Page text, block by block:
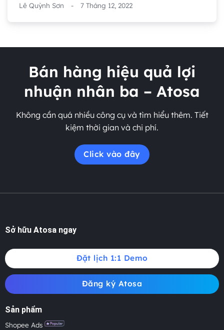
Lê Quỳnh Sơn - 7 Tháng 12, 2022
Bán hàng hiệu quả lợi
nhuận nhân ba – Atosa
Không cần quá nhiều công cụ và tìm hiểu thêm. Tiết
kiệm thời gian và chi phí.
Click vào đây
Sở hữu Atosa ngay
Đặt lịch 1:1 Demo
Đăng ký Atosa
Sản phẩm
Shopee Ads